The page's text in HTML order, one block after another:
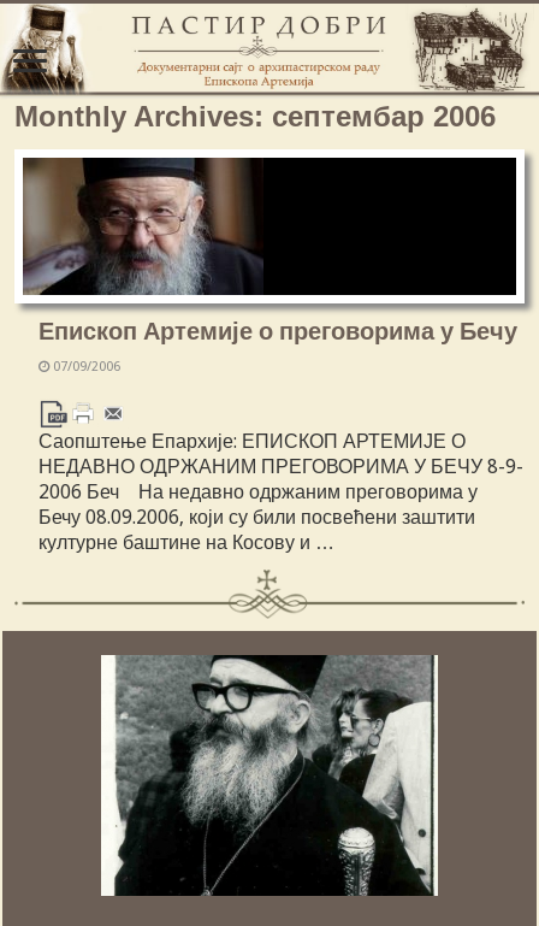
Monthly Archives: септембар 2006
Епископ Артемије о преговорима у Бечу
07/09/2006
Саопштење Епархије: ЕПИСКОП АРТЕМИЈЕ О
НЕДАВНО ОДРЖАНИМ ПРЕГОВОРИМА У БЕЧУ 8-9-
2006 Беч На недавно одржаним преговорима у
Бечу 08.09.2006, који су били посвећени заштити
културне баштине на Косову и …